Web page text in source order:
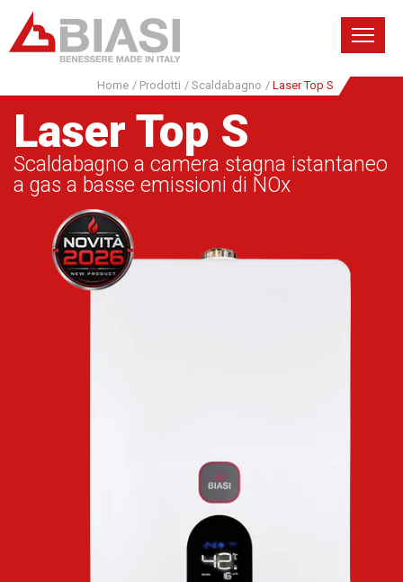
Home / Prodotti / Scaldabagno / Laser Top S
Laser Top S
Scaldabagno a camera stagna istantaneo
a gas a basse emissioni di NOx